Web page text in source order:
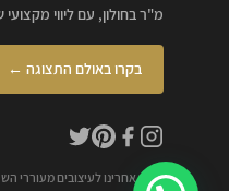
מ"ר בחולון, עם ליווי
בקרו באולם התצוגה ←
עקבו אחרינו לעיצובים מעוררי